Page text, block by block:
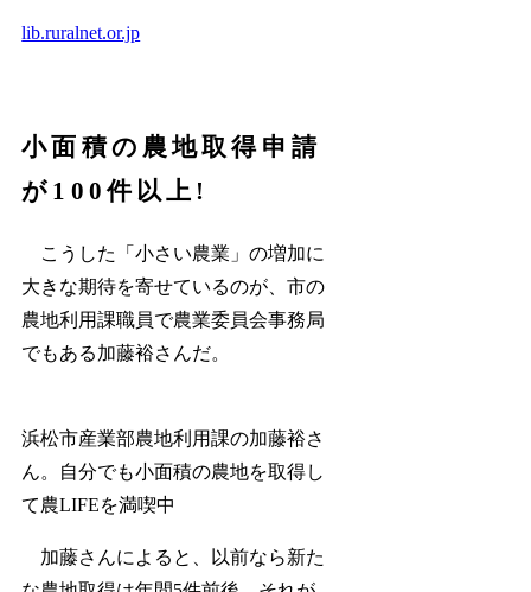
lib.ruralnet.or.jp
小面積の農地取得申請
が100件以上!
こうした「小さい農業」の増加に
大きな期待を寄せているのが、市の
農地利用課職員で農業委員会事務局
でもある加藤裕さんだ。
浜松市産業部農地利用課の加藤裕さ
ん。自分でも小面積の農地を取得し
て農LIFEを満喫中
加藤さんによると、以前なら新た